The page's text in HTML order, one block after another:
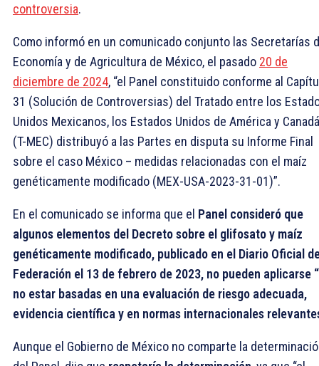
controversia.
Como informó en un comunicado conjunto las Secretarías
Economía y de Agricultura de México, el pasado 20 de
diciembre de 2024, “el Panel constituido conforme al
31 (Solución de Controversias) del Tratado entre los
Unidos Mexicanos, los Estados Unidos de América y Canadá
(T-MEC) distribuyó a las Partes en disputa su Informe Final
sobre el caso México – medidas relacionadas con el maíz
genéticamente modificado (MEX-USA-2023-31-01)”.
En el comunicado se informa que el Panel consideró que
algunos elementos del Decreto sobre el glifosato y maíz
genéticamente modificado, publicado en el Diario Oficial
Federación el 13 de febrero de 2023, no pueden aplicarse
no estar basadas en una evaluación de riesgo adecuada,
evidencia científica y en normas internacionales
Aunque el Gobierno de México no comparte la